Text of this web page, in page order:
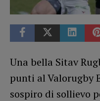
Una bella Sitav
punti al Valorugby
sospiro di sollievo